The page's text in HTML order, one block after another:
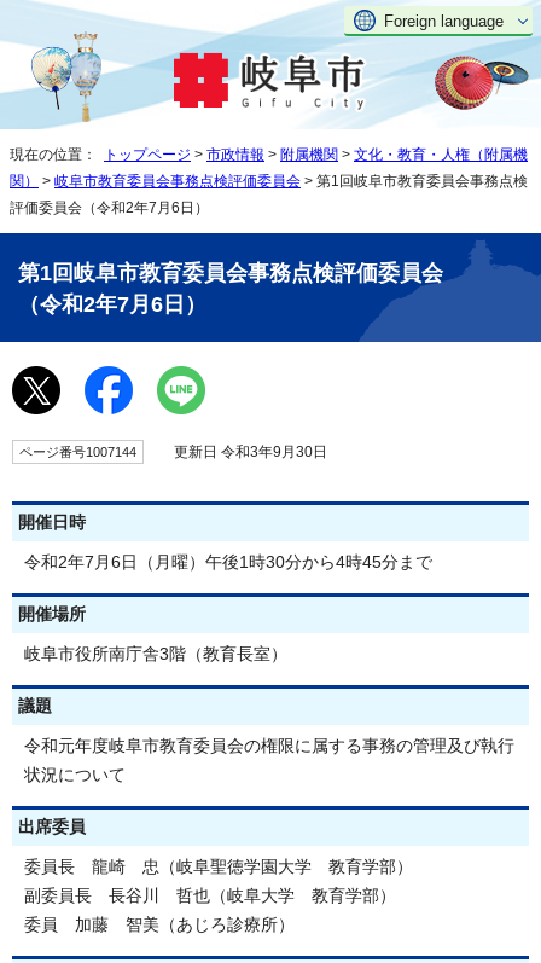
Foreign language
現在の位置： トップページ > 市政情報 > 附属機関 > 文化・教育・人権（附属機
関）
> 岐阜市教育委員会事務点検評価委員会 > 第1回岐阜市教育委員会事務点検
評価委員会（令和2年7月6日）
第1回岐阜市教育委員会事務点検評価委員会
（令和2年7月6日）
ページ番号1007144 更新日 令和3年9月30日
開催日時
令和2年7月6日（月曜）午後1時30分から4時45分まで
開催場所
岐阜市役所南庁舎3階（教育長室）
議題
令和元年度岐阜市教育委員会の権限に属する事務の管理及び執行
状況について
出席委員
委員長 龍崎 忠（岐阜聖徳学園大学 教育学部）
副委員長 長谷川 哲也（岐阜大学 教育学部）
委員 加藤 智美（あじろ診療所）